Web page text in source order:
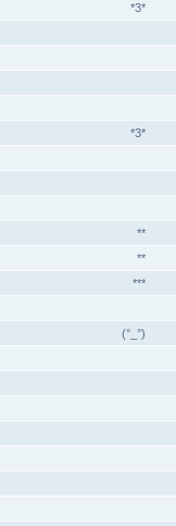
*3*
*3*
**
**
***
(°_°)